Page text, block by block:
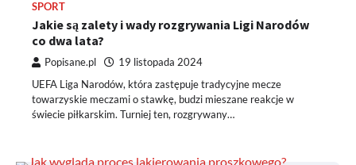
SPORT
Jakie są zalety i wady rozgrywania Ligi Narodów
co dwa lata?
Popisane.pl 19 listopada 2024
UEFA Liga Narodów, która zastępuje tradycyjne mecze
towarzyskie meczami o stawkę, budzi mieszane reakcje w
świecie piłkarskim. Turniej ten, rozgrywany…